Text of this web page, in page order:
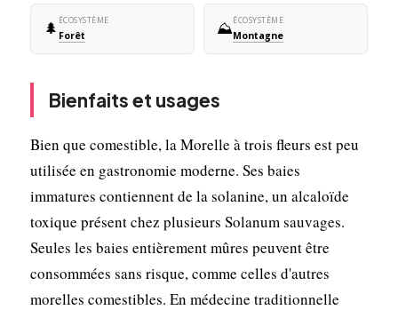
🌲 ÉCOSYSTÈME
Forêt ⛰️ÉCOSYSTÈME
Montagne
Bienfaits et usages
Bien que comestible, la Morelle à trois fleurs est peu
utilisée en gastronomie moderne. Ses baies
immatures contiennent de la solanine, un alcaloïde
toxique présent chez plusieurs Solanum sauvages.
Seules les baies entièrement mûres peuvent être
consommées sans risque, comme celles d'autres
morelles comestibles. En médecine traditionnelle